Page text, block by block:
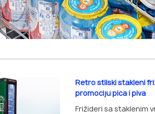
Retro stilski stakleni
promociju pića i piva
Frižideri sa staklenim